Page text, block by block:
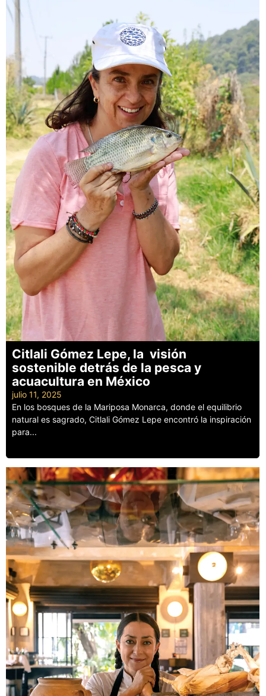
Citlali Gómez Lepe, la visión
sostenible detrás de la pesca y
acuacultura en México
julio 11, 2025
En los bosques de la Mariposa Monarca, donde el equilibrio
natural es sagrado, Citlali Gómez Lepe encontró la inspiración
para...